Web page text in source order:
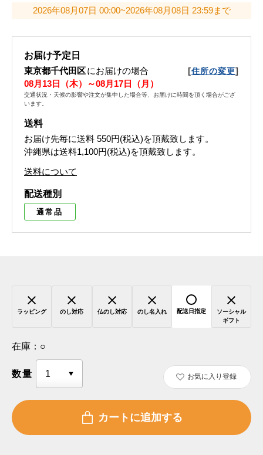
2026年08月07日 00:00~2026年08月08日 23:59まで
お届け予定日
東京都千代田区にお届けの場合 [住所の変更]
08月13日（木）～08月17日（月）
交通状況・天候の影響や注文が集中した場合等、お届けに時間を頂く場合がござ
います。
送料
お届け先毎に送料 550円(税込)を頂戴致します。
沖縄県は送料1,100円(税込)を頂戴致します。
送料について
配送種別
通常品
ラッピング のし対応 仏のし対応 のし名入れ 配送日指定
ソーシャル
ギフト
在庫： ○
数量 お気に入り登録